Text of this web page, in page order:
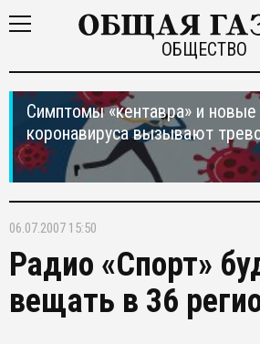
ОБЩЕСТВО
Симптомы «кентавра» и
коронавируса вызывают
06.07.2007 15:50
Радио «Спорт»
вещать в 36